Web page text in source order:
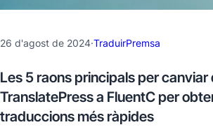
26 d'agost de 2024·TraduirPremsa
Les 5 raons principals per canviar
TranslatePress a FluentC per
traduccions més ràpides